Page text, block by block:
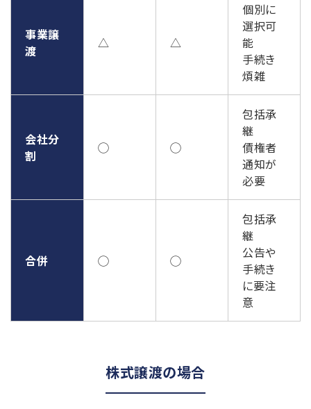
事業譲
渡
△ △
個別に
選択可
能
手続き
煩雑
会社分
割
◯ ◯
包括承
継
債権者
通知が
必要
合併 ◯ ◯
包括承
継
公告や
手続き
に要注
意
株式譲渡の場合